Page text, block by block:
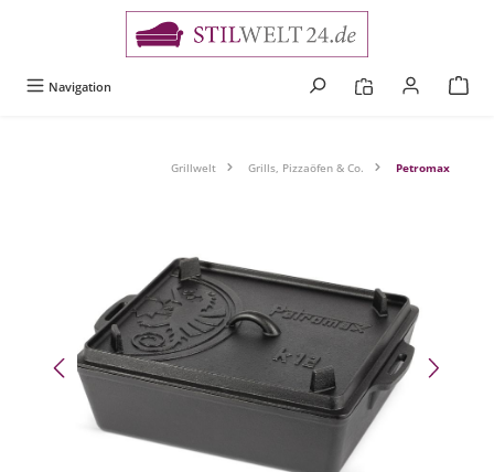
Navigation
Grillwelt Grills, Pizzaöfen & Co. Petromax